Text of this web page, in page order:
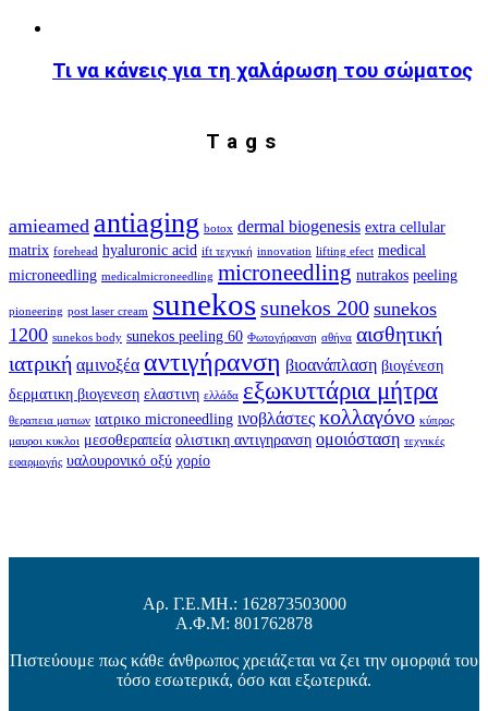
Τι να κάνεις για τη χαλάρωση του σώματος
Tags
amieamed antiaging botox dermal biogenesis extra cellular
matrix forehead hyaluronic acid ift τεχνική innovation lifting efect medical
microneedling medicalmicroneedling microneedling nutrakos peeling
pioneering post laser cream sunekossunekos 200 sunekos
1200 sunekos body sunekos peeling 60 Φωτογήρανση αθήνα αισθητική
ιατρική αμινοξέα αντιγήρανση βιοανάπλαση βιογένεση
δερματικη βιογενεση ελαστινη ελλάδα εξωκυττάρια μήτρα
θεραπεια ματιων ιατρικο microneedling ινοβλάστες κολλαγόνο κύπρος
μαυροι κυκλοι μεσοθεραπεία ολιστικη αντιγηρανση ομοιόσταση τεχνικές
εφαρμογής υαλουρονικό οξύ χορίο
Αρ. Γ.Ε.ΜΗ.: 162873503000
Α.Φ.Μ: 801762878
Πιστεύουμε πως κάθε άνθρωπος χρειάζεται να ζει την ομορφιά του
τόσο εσωτερικά, όσο και εξωτερικά.